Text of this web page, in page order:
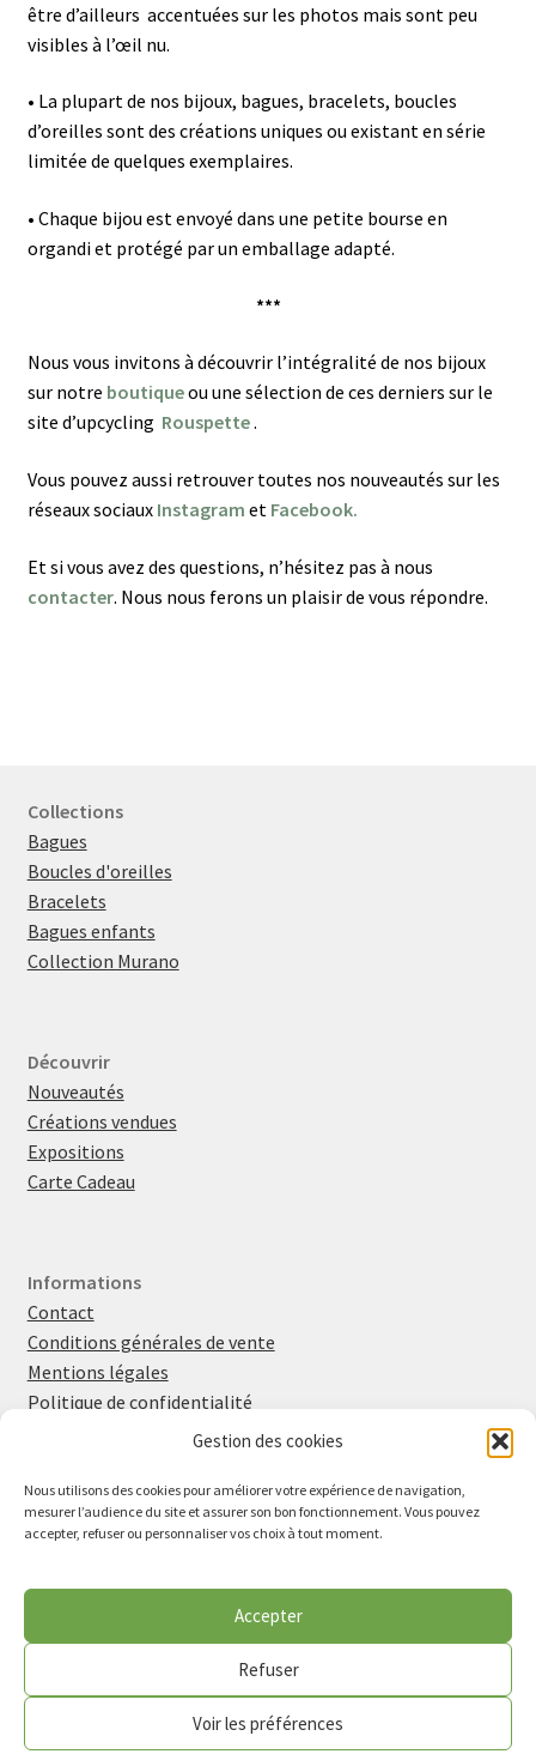
Gestion des cookies
Nous utilisons des cookies pour améliorer votre expérience de navigation,
mesurer l’audience du site et assurer son bon fonctionnement. Vous pouvez
accepter, refuser ou personnaliser vos choix à tout moment.
Accepter
Refuser
Voir les préférences
être d’ailleurs accentuées sur les photos mais sont peu
visibles à l’œil nu.
• La plupart de nos bijoux, bagues, bracelets, boucles
d’oreilles sont des créations uniques ou existant en série
limitée de quelques exemplaires.
• Chaque bijou est envoyé dans une petite bourse en
organdi et protégé par un emballage adapté.
***
Nous vous invitons à découvrir l’intégralité de nos bijoux
sur notre boutiqueou une sélection de ces derniers sur le
site d’upcycling Rouspette.
Vous pouvez aussi retrouver toutes nos nouveautés sur les
réseaux sociaux Instagram et Facebook.
Et si vous avez des questions, n’hésitez pas à nous
contacter. Nous nous ferons un plaisir de vous répondre.
Collections
Bagues
Boucles d'oreilles
Bracelets
Bagues enfants
Collection Murano
Découvrir
Nouveautés
Créations vendues
Expositions
Carte Cadeau
Informations
Contact
Conditions générales de vente
Mentions légales
Politique de confidentialité
Politique en matière de cookies
Retrouvez-moi surInstagrametFacebook
Vu dans la presse
Lire l'article de Midi Libre (avril 2026)